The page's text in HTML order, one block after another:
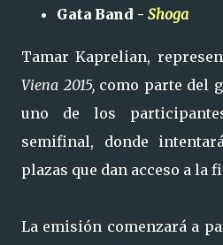
Gata Band - Shoga
Tamar Kaprelian,
Viena 2015,como parte del
uno de los
semifinal, donde
plazas que dan acceso a la
La emisión comenzará a